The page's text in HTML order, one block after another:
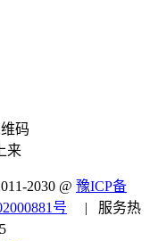
来
2030 @ 豫ICP备
号
| 服务热